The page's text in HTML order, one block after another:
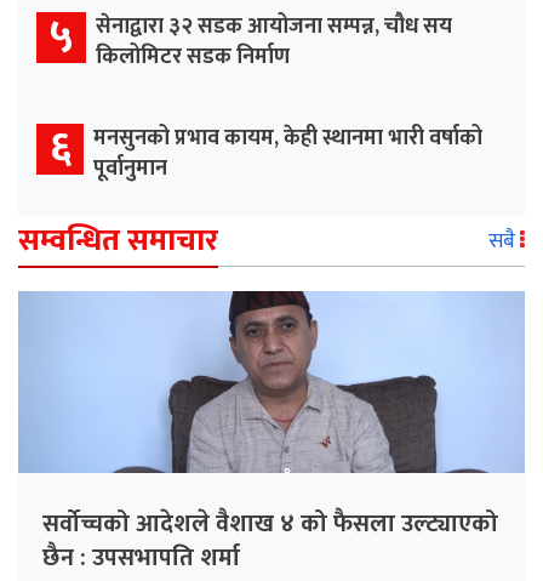
५ सेनाद्वारा ३२ सडक आयोजना सम्पन्न, चौध सय
किलोमिटर सडक निर्माण
६ मनसुनको प्रभाव कायम, केही स्थानमा भारी वर्षाको
पूर्वानुमान
सम्वन्धित समाचार सबै
सर्वोच्चको आदेशले वैशाख ४ को फैसला उल्ट्याएको
छैन : उपसभापति शर्मा